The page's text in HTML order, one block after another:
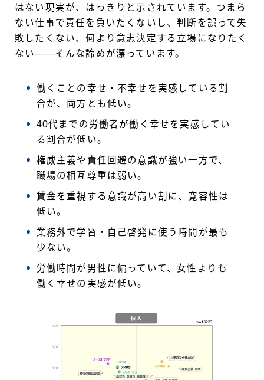
はない現実が、はっきりと示されています。つまら
ない仕事で責任を負いたくないし、判断を誤って失
敗したくない、何より意志決定する立場になりたく
ない——そんな諦めが漂っています。
働くことの幸せ・不幸せを実感している割
合が、両方とも低い。
40代までの労働者が働く幸せを実感してい
る割合が低い。
権威主義や責任回避の意識が強い一方で、
職場の相互尊重は弱い。
賃金を重視する意識が高い割に、寛容性は
低い。
業務外で学習・自己啓発に使う時間が最も
少ない。
労働時間が男性に偏っていて、女性よりも
働く幸せの実感が低い。